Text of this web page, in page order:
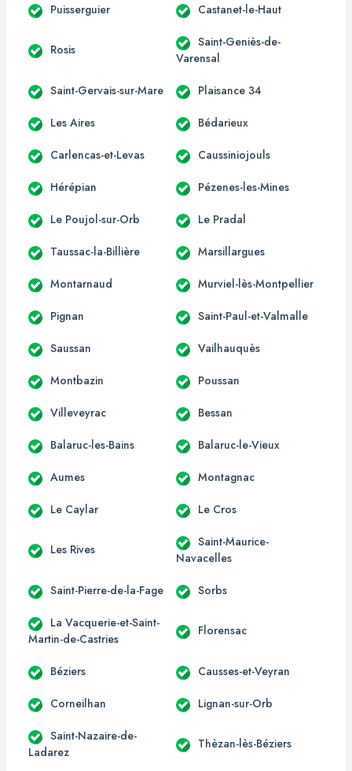
Puisserguier Castanet-le-Haut
Rosis
Saint-Geniès-de-
Varensal
Saint-Gervais-sur-Mare Plaisance 34
Les Aires Bédarieux
Carlencas-et-Levas Caussiniojouls
Hérépian Pézenes-les-Mines
Le Poujol-sur-Orb Le Pradal
Taussac-la-Billière Marsillargues
Montarnaud Murviel-lès-Montpellier
Pignan Saint-Paul-et-Valmalle
Saussan Vailhauquès
Montbazin Poussan
Villeveyrac Bessan
Balaruc-les-Bains Balaruc-le-Vieux
Aumes Montagnac
Le Caylar Le Cros
Les Rives
Saint-Maurice-
Navacelles
Saint-Pierre-de-la-Fage Sorbs
La Vacquerie-et-Saint-
Martin-de-Castries
Florensac
Béziers Causses-et-Veyran
Corneilhan Lignan-sur-Orb
Saint-Nazaire-de-
Ladarez
Thèzan-lès-Béziers